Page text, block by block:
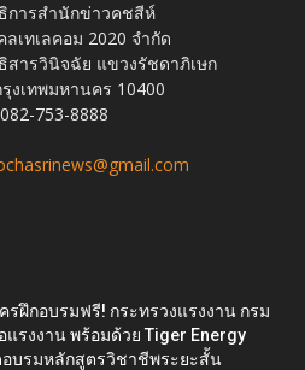
การสำนักข่าวคชสีห์
เทเลคอม 2020 จำกัด
สารวินิจฉัย แขวงรัชดาภิเษก
งเทพมหานคร 10400
753-8888
รฝึกอบรมฟรี! กระทรวงแรงงาน กรม
รงงาน พร้อมด้วย Tiger Energy
อบรมหลักสูตรวิชาชีพระยะสั้น